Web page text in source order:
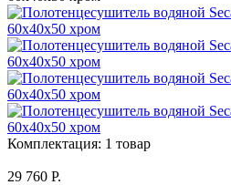
Комплектация: 1 товар
29 760 Р.